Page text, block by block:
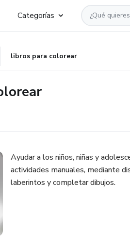
Categorías
libros para colorear
Ayudar a los niños, niñas y
actividades manuales, mediante
laberintos y completar dibujos.